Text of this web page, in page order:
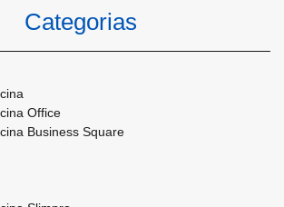
Categorias
Office
Business Square